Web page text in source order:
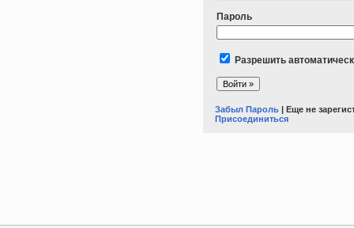
Пароль
Разрешить
Забыл Пароль | Еще не
Присоединиться